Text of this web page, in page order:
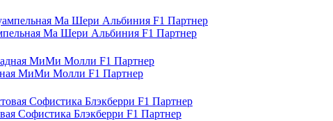
Ма Шери Альбиния F1 Партнер
МиМи Молли F1 Партнер
Софистика Блэкберри F1 Партнер